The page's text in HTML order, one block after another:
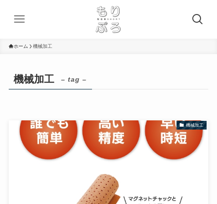
ホーム 機械加工
機械加工 – tag –
機械加工